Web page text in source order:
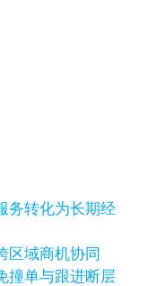
务转化为长期经
区域商机协同
撞单与跟进断层